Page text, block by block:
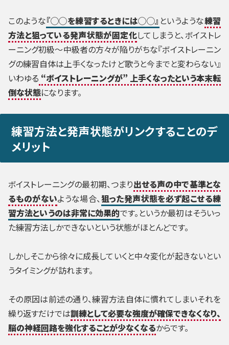
このような『◯◯を練習するときには◯◯』 というような練習
方法と狙っている発声状態が固定化してしまうと、ボイストレ
ーニング初級～中級者の方々が陥りがちな『ボイストレーニン
グの練習自体は上手くなったけど歌うと今までと変わらない』
いわゆる “ボイストレーニングが” 上手くなったという本末転
倒な状態になります。
練習方法と発声状態がリンクすることのデ
メリット
ボイストレーニングの最初期、つまり出せる声の中で基準とな
るものがないような場合、狙った発声状態を必ず起こせる練
習方法というのは非常に効果的です。というか最初はそういっ
た練習方法しかできないという状態がほとんどです。
しかしそこから徐々に成長していくと中々変化が起きないとい
うタイミングが訪れます。
その原因は前述の通り、練習方法自体に慣れてしまいそれを
繰り返すだけでは訓練として必要な強度が確保できなくなり、
脳の神経回路を強化することが少なくなるからです。